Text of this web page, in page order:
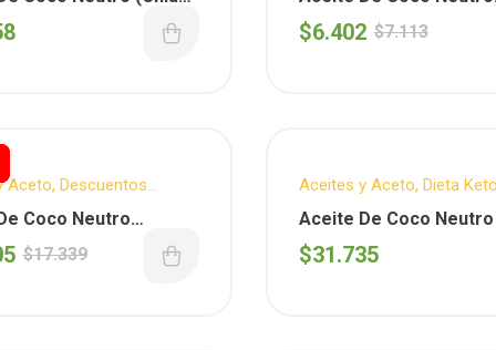
Ml
(Entrenuts) X 360 Ml
$7.113
$6.402
Aceto, Descuentos
Dieta Keto,
Coco Neutro
x Litro
$17.339
Aceites y Aceto, Dieta Keto
BLESS YOU ,Vegano
Aceite De Coco Neutro
Bless You) X 1 Litro
$31.735